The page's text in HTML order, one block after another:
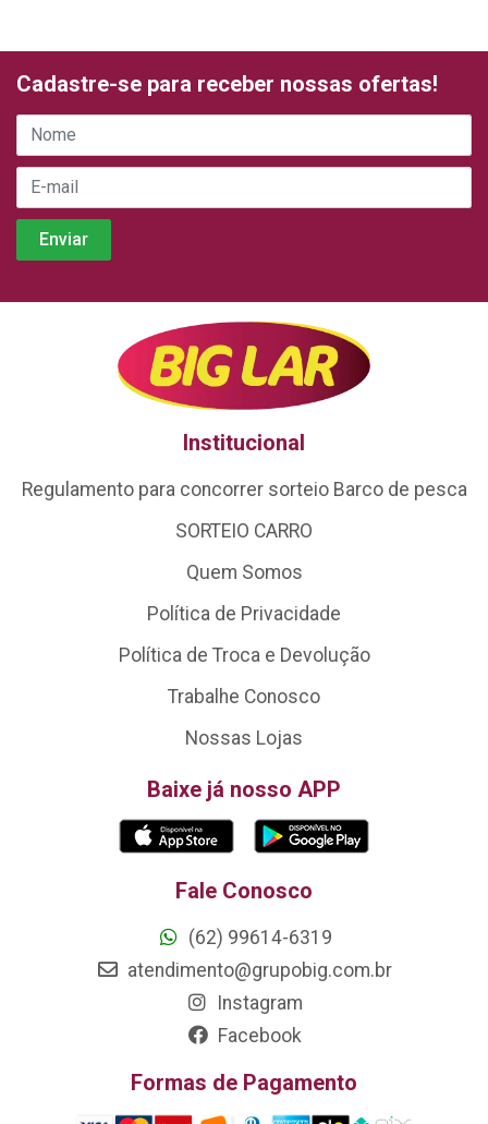
Cadastre-se para receber nossas ofertas!
Institucional
Regulamento para concorrer sorteio Barco de pesca
SORTEIO CARRO
Quem Somos
Política de Privacidade
Política de Troca e Devolução
Trabalhe Conosco
Nossas Lojas
Baixe já nosso APP
Fale Conosco
(62) 99614-6319
atendimento@grupobig.com.br
Instagram
Facebook
Formas de Pagamento